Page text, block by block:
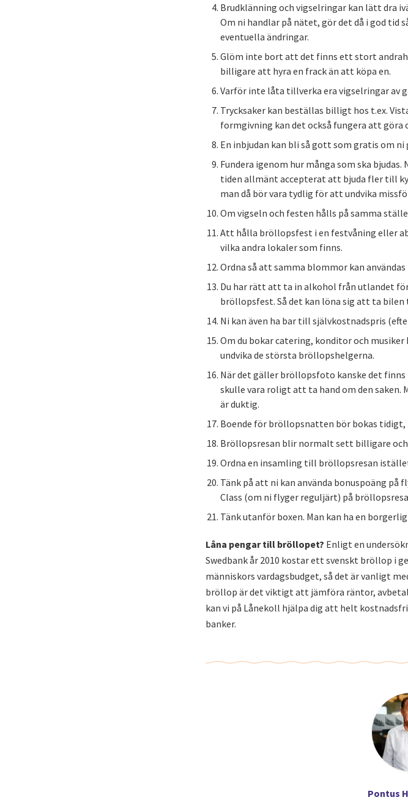
Brudklänning och vigselringar kan lätt dra
Om ni handlar på nätet, gör det då i god
eventuella ändringar.
Glöm inte bort att det finns ett stort
billigare att hyra en frack än att köpa en.
Varför inte låta tillverka era vigselringar av
Trycksaker kan beställas billigt hos t.ex.
formgivning kan det också fungera att göra
En inbjudan kan bli så gott som gratis om
Fundera igenom hur många som ska
tiden allmänt accepterat att bjuda fler till
man då bör vara tydlig för att undvika
Om vigseln och festen hålls på samma
Att hålla bröllopsfest i en festvåning eller
vilka andra lokaler som finns.
Ordna så att samma blommor kan
Du har rätt att ta in alkohol från utlandet
bröllopsfest. Så det kan löna sig att ta
Ni kan även ha bar till självkostnadspris
Om du bokar catering, konditor och
undvika de största bröllopshelgerna.
När det gäller bröllopsfoto kanske det
skulle vara roligt att ta hand om den saken.
är duktig.
Boende för bröllopsnatten bör bokas
Bröllopsresan blir normalt sett billigare
Ordna en insamling till bröllopsresan
Tänk på att ni kan använda bonuspoäng
Class (om ni flyger reguljärt) på
Tänk utanför boxen. Man kan ha en
Låna pengar till bröllopet? Enligt en
Swedbank år 2010 kostar ett svenskt bröllop i
människors vardagsbudget, så det är vanligt
bröllop är det viktigt att jämföra räntor,
kan vi på Lånekoll hjälpa dig att helt
banker.
Pontus